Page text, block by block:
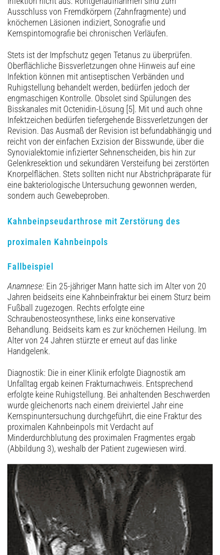
Ausschluss von Fremdkörpern (Zahnfragmente) und
knöchernen Läsionen indiziert, Sonografie und
Kernspintomografie bei chronischen Verläufen.
Stets ist der Impfschutz gegen Tetanus zu überprüfen.
Oberflächliche Bissverletzungen ohne Hinweis auf eine
Infektion können mit antiseptischen Verbänden und
Ruhigstellung behandelt werden, bedürfen jedoch der
engmaschigen Kontrolle. Obsolet sind Spülungen des
Bisskanales mit Octenidin-Lösung [5]. Mit und auch ohne
Infektzeichen bedürfen tiefergehende Bissverletzungen der
Revision. Das Ausmaß der Revision ist befundabhängig und
reicht von der einfachen Exzision der Bisswunde, über die
Synovialektomie infizierter Sehnenscheiden, bis hin zur
Gelenkresektion und sekundären Versteifung bei zerstörten
Knorpelflächen. Stets sollten nicht nur Abstrichpräparate für
eine bakteriologische Untersuchung gewonnen werden,
sondern auch Gewebeproben.
Kahnbeinpseudarthrose mit Zerstörung des
proximalen Kahnbeinpols
Fallbeispiel
Anamnese: Ein 25-jähriger Mann hatte sich im Alter von 20
Jahren beidseits eine Kahnbeinfraktur bei einem Sturz beim
Fußball zugezogen. Rechts erfolgte eine
Schraubenosteosynthese, links eine konservative
Behandlung. Beidseits kam es zur knöchernen Heilung. Im
Alter von 24 Jahren stürzte er erneut auf das linke
Handgelenk.
Diagnostik: Die in einer Klinik erfolgte Diagnostik am
Unfalltag ergab keinen Frakturnachweis. Entsprechend
erfolgte keine Ruhigstellung. Bei anhaltenden Beschwerden
wurde gleichenorts nach einem dreiviertel Jahr eine
Kernspinuntersuchung durchgeführt, die eine Fraktur des
proximalen Kahnbeinpols mit Verdacht auf
Minderdurchblutung des proximalen Fragmentes ergab
(Abbildung 3), weshalb der Patient zugewiesen wird.